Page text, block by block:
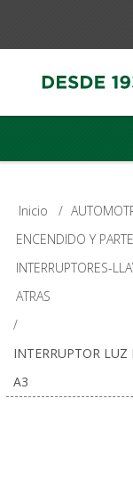
Inicio /
ENCENDIDO Y
INTERRUPTORES-
ATRAS
/
INTERRUPTOR
A3